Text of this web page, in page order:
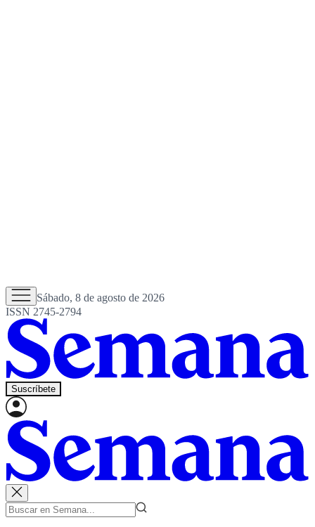
Sábado, 8 de agosto de 2026
ISSN 2745-2794
Suscríbete